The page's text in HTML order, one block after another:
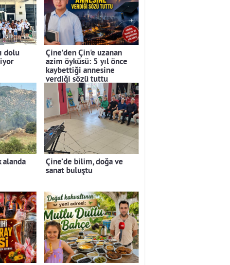
dolu
Çine'den Çin'e uzanan
azim öyküsü: 5 yıl önce
kaybettiği annesine
verdiği sözü tuttu
Çine’de bilim, doğa ve
sanat buluştu